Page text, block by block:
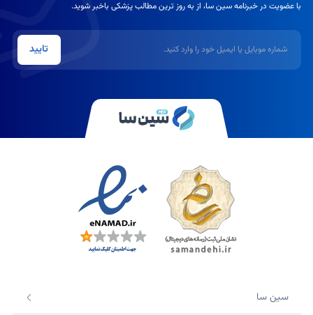
با عضویت در خبرنامه سین سا، از به روز ترین مطالب پزشکی باخبر شوید.
شماره موبایل یا ایمیل
تایید
سین سا